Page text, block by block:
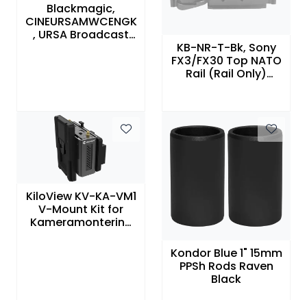
Blackmagic,
CINEURSAMWCENGK
, URSA Broadcast
KB-NR-T-Bk, Sony
FX3/FX30 Top NATO
Rail (Rail Only)
KiloView KV-KA-VM1
V-Mount Kit for
Kameramontering
Kondor Blue 1" 15mm
PPSh Rods Raven
Black